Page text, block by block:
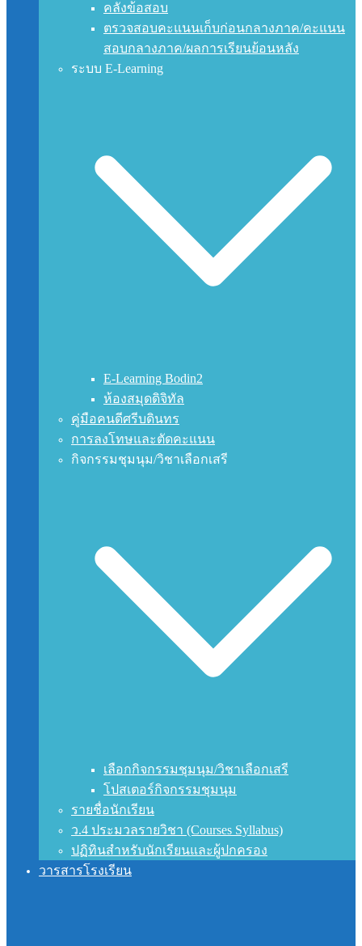
คลังข้อสอบ
ตรวจสอบคะแนนเก็บก่อนกลางภาค/คะแนน
สอบกลางภาค/ผลการเรียนย้อนหลัง
ระบบ E-Learning
E-Learning Bodin2
ห้องสมุดดิจิทัล
คู่มือคนดีศรีบดินทร
การลงโทษและตัดคะแนน
กิจกรรมชุมนุม/วิชาเลือกเสรี
เลือกกิจกรรมชุมนุม/วิชาเลือกเสรี
โปสเตอร์กิจกรรมชุมนุม
รายชื่อนักเรียน
ว.4 ประมวลรายวิชา (Courses Syllabus)
ปฏิทินสำหรับนักเรียนและผู้ปกครอง
วารสารโรงเรียน